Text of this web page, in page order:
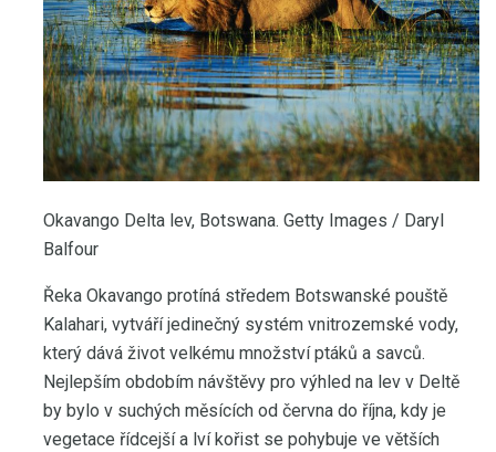
Okavango Delta lev, Botswana. Getty Images / Daryl
Balfour
Řeka Okavango protíná středem Botswanské pouště
Kalahari, vytváří jedinečný systém vnitrozemské vody,
který dává život velkému množství ptáků a savců.
Nejlepším obdobím návštěvy pro výhled na lev v Deltě
by bylo v suchých měsících od června do října, kdy je
vegetace řídcejší a lví kořist se pohybuje ve větších